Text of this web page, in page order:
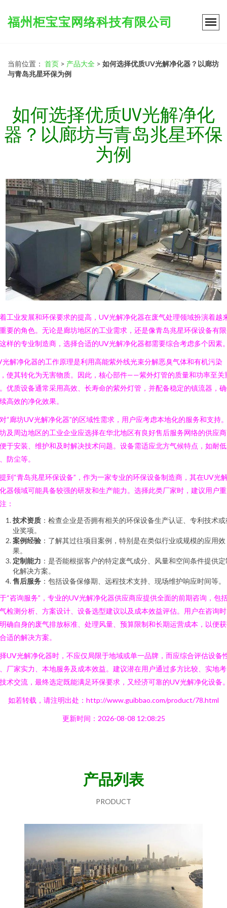
福州柜宝宝网络科技有限公司
当前位置： 首页 > 产品大全 > 如何选择优质UV光解净化器？以廊坊
与青岛兆星环保为例
如何选择优质UV光解净化
器？以廊坊与青岛兆星环保
为例
工业发展和环保要求的提高，UV光解净化器在废气处理领域扮演着越
要的角色。无论是廊坊地区的工业需求，还是像青岛兆星环保设备有
样的专业制造商，选择合适的UV光解净化器都需要综合考虑多个因素
光解净化器的工作原理是利用高能紫外线光束分解恶臭气体和有机污染
使其转化为无害物质。因此，核心部件——紫外灯管的质量和功率至关
优质设备通常采用高效、长寿命的紫外灯管，并配备稳定的镇流器，
高效的净化效果。
“廊坊UV光解净化器”的区域性需求，用户应考虑本地化的服务和支持
及周边地区的工业企业应选择在华北地区有良好售后服务网络的供应
于安装、维护和及时解决技术问题。设备需适应北方气候特点，如耐低
防尘等。
到“青岛兆星环保设备”，作为一家专业的环保设备制造商，其在UV光
器领域可能具备较强的研发和生产能力。选择此类厂家时，建议用户
：
技术资质 ：检查企业是否拥有相关的环保设备生产认证、专利技术或
业奖项。
案例经验 ：了解其过往项目案例，特别是在类似行业或规模的应用效
果。
定制能力 ：是否能根据客户的特定废气成分、风量和空间条件提供定
化解决方案。
售后服务 ：包括设备保修期、远程技术支持、现场维护响应时间等。
“咨询服务”，专业的UV光解净化器供应商应提供全面的前期咨询，包
检测分析、方案设计、设备选型建议以及成本效益评估。用户在咨询
确自身的废气排放标准、处理风量、预算限制和长期运营成本，以便
适的解决方案。
UV光解净化器时，不应仅局限于地域或单一品牌，而应综合评估设备
厂家实力、本地服务及成本效益。建议潜在用户通过多方比较、实地
术交流，最终选定既能满足环保要求，又经济可靠的UV光解净化设备
如若转载，请注明出处：http://www.guibbao.com/product/78.html
更新时间：2026-08-08 12:08:25
产品列表
PRODUCT